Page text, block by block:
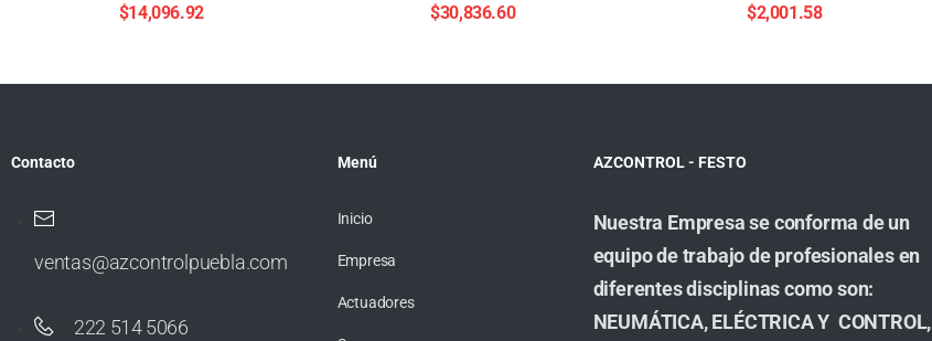
$14,096.92 $30,836.60 $2,001.58
Contacto
ventas@azcontrolpuebla.com
222 514 5066
Menú
Inicio
Empresa
Actuadores
AZCONTROL - FESTO
Nuestra Empresa se conforma de un
equipo de trabajo de profesionales en
diferentes disciplinas como son:
NEUMÁTICA, ELÉCTRICA Y CONTROL,